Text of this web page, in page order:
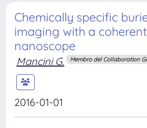
Chemically specific
imaging with a
nanoscope
Mancini G. Membro del Collaboration
2016-01-01